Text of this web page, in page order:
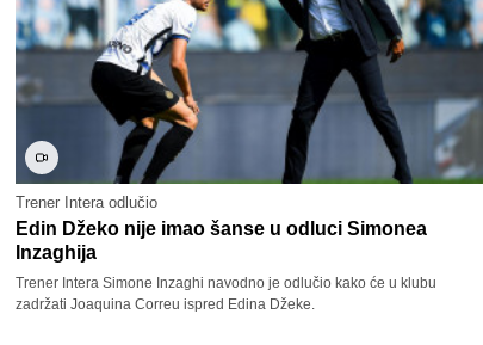
Trener Intera odlučio
Edin Džeko nije imao šanse u odluci Simonea
Inzaghija
Trener Intera Simone Inzaghi navodno je odlučio kako će u klubu
zadržati Joaquina Correu ispred Edina Džeke.